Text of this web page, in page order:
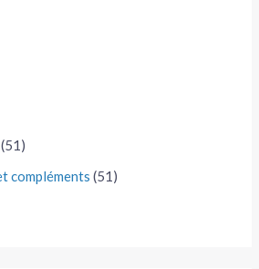
(51)
compléments (51)